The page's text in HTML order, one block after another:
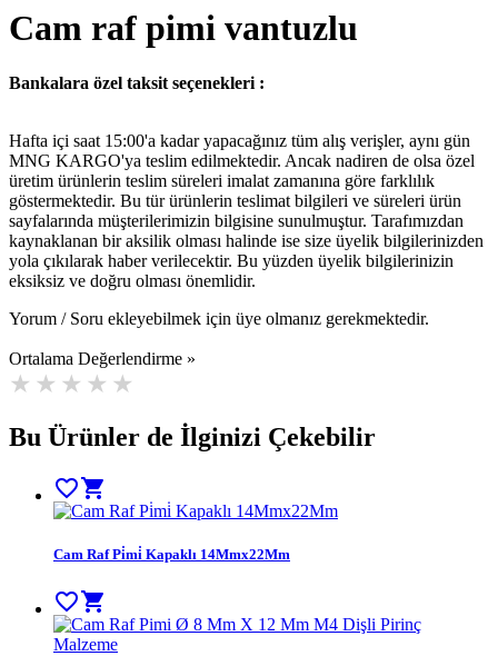
Cam raf pimi vantuzlu
Bankalara özel taksit seçenekleri :
Hafta içi saat 15:00'a kadar yapacağınız tüm alış verişler, aynı gün
MNG KARGO'ya teslim edilmektedir. Ancak nadiren de olsa özel
üretim ürünlerin teslim süreleri imalat zamanına göre farklılık
göstermektedir. Bu tür ürünlerin teslimat bilgileri ve süreleri ürün
sayfalarında müşterilerimizin bilgisine sunulmuştur. Tarafımızdan
kaynaklanan bir aksilik olması halinde ise size üyelik bilgilerinizden
yola çıkılarak haber verilecektir. Bu yüzden üyelik bilgilerinizin
eksiksiz ve doğru olması önemlidir.
Yorum / Soru ekleyebilmek için üye olmanız gerekmektedir.
Ortalama Değerlendirme »
Bu Ürünler de İlginizi Çekebilir
favorite_bordershopping_cart
Cam Raf Pi̇mi̇ Kapaklı 14Mmx22Mm
favorite_bordershopping_cart